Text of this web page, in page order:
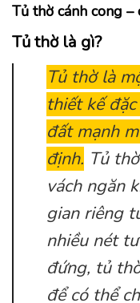
Tủ thờ cánh cong
Tủ thờ là gì?
Tủ thờ là
thiết kế
đất mạnh
định. Tủ
vách ngăn
gian riêng
nhiều nét
đứng, tủ
để có thể